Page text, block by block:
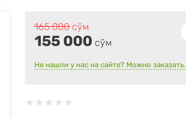
165 000сўм
155 000 сўм
Не нашли у нас на сайте? Можно заказать.